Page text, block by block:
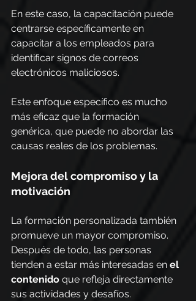
En este caso, la capacitación puede
centrarse específicamente en
capacitar a los empleados para
identificar signos de correos
electrónicos maliciosos.
Este enfoque específico es mucho
más eficaz que la formación
genérica, que puede no abordar las
causas reales de los problemas.
Mejora del compromiso y la
motivación
La formación personalizada también
promueve un mayor compromiso.
Después de todo, las personas
tienden a estar más interesadas en el
contenido que refleja directamente
sus actividades y desafíos.